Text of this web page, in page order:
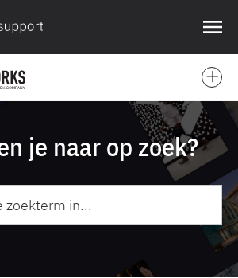
❌
je naar op zoek?